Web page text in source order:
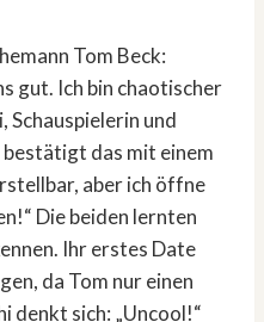
Tom Beck:
gut. Ich bin chaotischer
Schauspielerin und
das mit einem
aber ich öffne
Die beiden lernten
Ihr erstes Date
da Tom nur einen
denkt sich: „Uncool!“